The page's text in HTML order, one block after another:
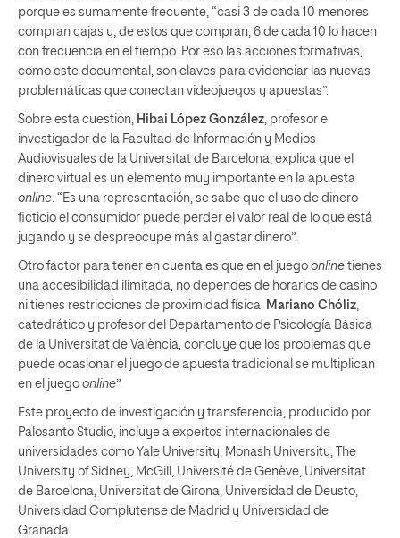
porque es sumamente frecuente, “casi 3 de cada 10 menores
compran cajas y, de estos que compran, 6 de cada 10 lo hacen
con frecuencia en el tiempo. Por eso las acciones formativas,
como este documental, son claves para evidenciar las nuevas
problemáticas que conectan videojuegos y apuestas”.
Sobre esta cuestión, Hibai López González, profesor e
investigador de la Facultad de Información y Medios
Audiovisuales de la Universitat de Barcelona, explica que el
dinero virtual es un elemento muy importante en la apuesta
online. “Es una representación, se sabe que el uso de dinero
ficticio el consumidor puede perder el valor real de lo que está
jugando y se despreocupe más al gastar dinero”.
Otro factor para tener en cuenta es que en el juego online tienes
una accesibilidad ilimitada, no dependes de horarios de casino
ni tienes restricciones de proximidad física. Mariano Chóliz,
catedrático y profesor del Departamento de Psicología Básica
de la Universitat de València, concluye que los problemas que
puede ocasionar el juego de apuesta tradicional se multiplican
en el juego online”.
Este proyecto de investigación y transferencia, producido por
Palosanto Studio, incluye a expertos internacionales de
universidades como Yale University, Monash University, The
University of Sidney, McGill, Université de Genève, Universitat
de Barcelona, Universitat de Girona, Universidad de Deusto,
Universidad Complutense de Madrid y Universidad de
Granada.